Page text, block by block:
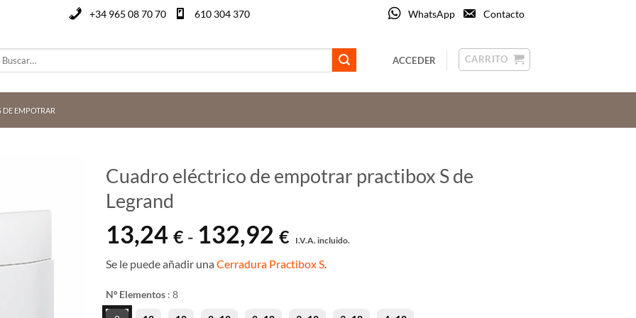
+34 965 08 70 70 610 304 370 WhatsApp Contacto
ACCEDER CARRITO
EMPOTRAR
Cuadro eléctrico de empotrar practibox S de
Legrand
13,24 € - 132,92 €
de
precios:
I.V.A. incluido.
Se le puede añadir una Cerradura Practibox S
Nº Elementos : 8